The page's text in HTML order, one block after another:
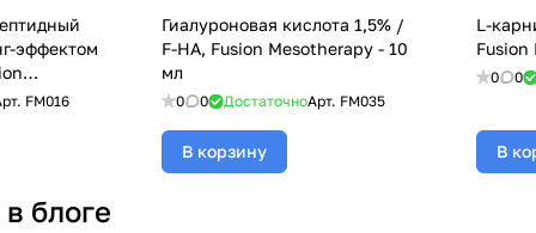
эффектом
FM016
Гиалуроновая кислота 1,5% /
F-HA, Fusion Mesotherapy - 10
мл
0 0 ДостаточноАрт. FM035
В корзину
L-
Fusion
0 0
В
блоге